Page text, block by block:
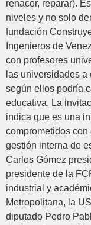
renacer, reparar).
niveles y no solo
fundación
Ingenieros de
con profesores
las universidades
según ellos podría
educativa. La
indica que es una
comprometidos
gestión interna de
Carlos Gómez
presidente de la
industrial y
Metropolitana, la
diputado Pedro